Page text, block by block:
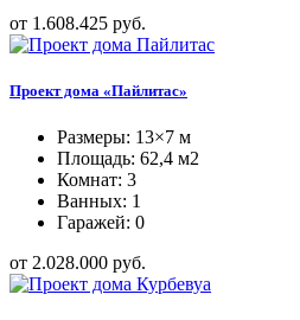
от 1.608.425 руб.
Проект дома «Пайлитас»
Размеры: 13×7 м
Площадь: 62,4 м2
Комнат: 3
Ванных: 1
Гаражей: 0
от 2.028.000 руб.